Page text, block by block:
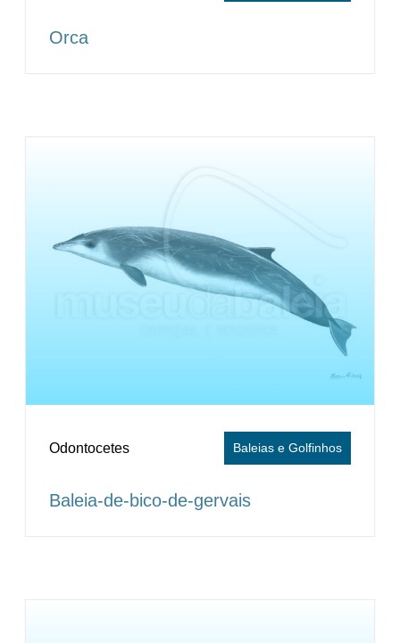
Orca
Baleias e Golfinhos
Odontocetes
Baleia-de-bico-de-gervais